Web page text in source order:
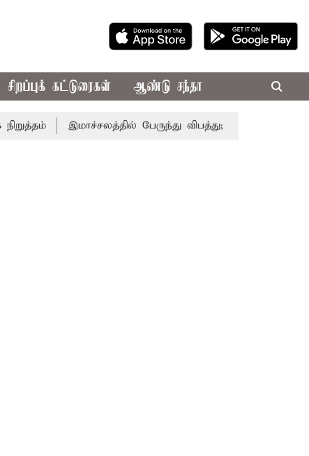
சிறப்புக் கட்டுரைகள் ஆண்டு சந்தா
இமாச்சலத்தில் பேருந்து விபத்து; 7 பேர் பலி -